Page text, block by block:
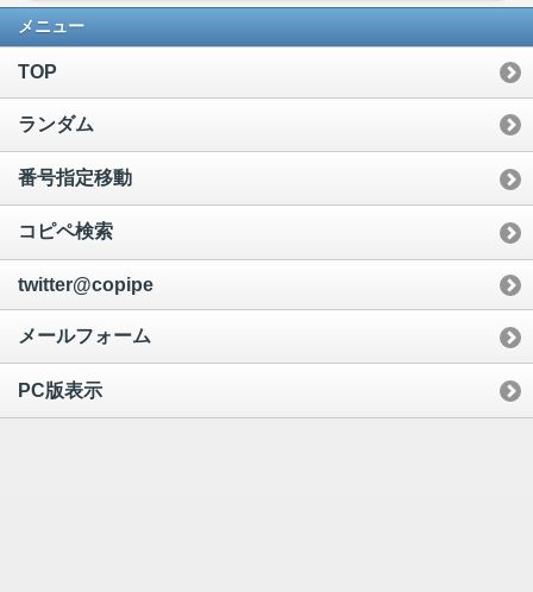
メニュー
TOP
ランダム
番号指定移動
コピペ検索
twitter@copipe
メールフォーム
PC版表示